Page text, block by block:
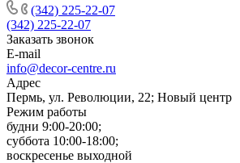
(342) 225-22-07
(342) 225-22-07
Заказать звонок
E-mail
info@decor-centre.ru
Адрес
Пермь, ул. Революции, 22; Новый центр
Режим работы
будни 9:00-20:00;
суббота 10:00-18:00;
воскресенье выходной